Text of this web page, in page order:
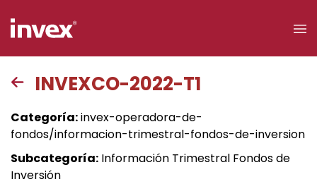
Acceso a
clientes
Buscar
INVEXCO-2022-T1
Categoría:invex-operadora-de-
fondos/informacion-trimestral-fondos-de-inversion
Subcategoría: Información Trimestral Fondos de
Inversión